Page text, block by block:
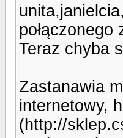
połączonego
Teraz chyba
Zastanawia
internetowy,
(http://